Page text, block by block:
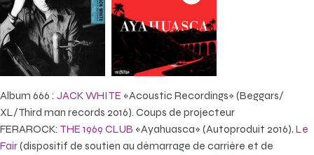
Album 666 : JACK WHITE «Acoustic Recordings» (Beggars/
XL/Third man records 2016). Coups de projecteur
FERAROCK: THE 1969 CLUB «Ayahuasca» (Autoproduit 2016), Le
Fair(dispositif de soutien au démarrage de carrière et de